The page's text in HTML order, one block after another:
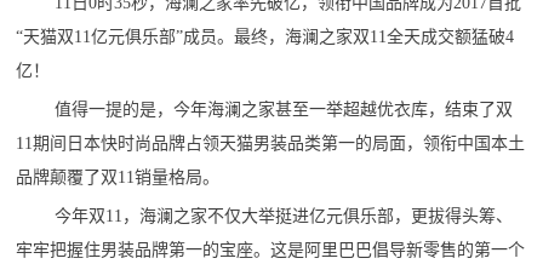
“天猫双11亿元俱乐部”成员。最终，海澜之家双11全天成交额猛破4
亿！
值得一提的是，今年海澜之家甚至一举超越优衣库，结束了双
11期间日本快时尚品牌占领天猫男装品类第一的局面，领衔中国本土
品牌颠覆了双11销量格局。
今年双11，海澜之家不仅大举挺进亿元俱乐部，更拔得头筹、
牢牢把握住男装品牌第一的宝座。这是阿里巴巴倡导新零售的第一个